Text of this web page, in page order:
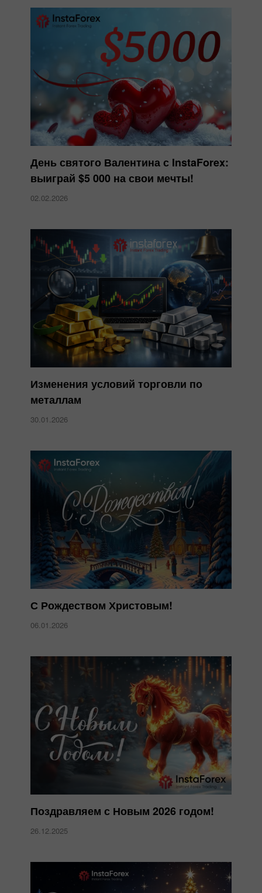
День святого Валентина с InstaForex:
выиграй $5 000 на свои мечты!
02.02.2026
Изменения условий торговли по
металлам
30.01.2026
С Рождеством Христовым!
06.01.2026
Поздравляем с Новым 2026 годом!
26.12.2025